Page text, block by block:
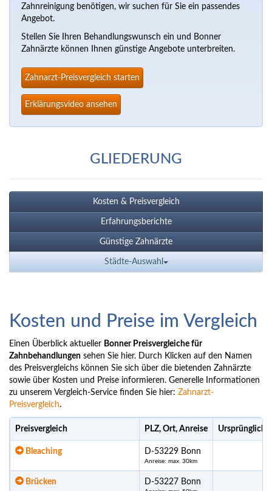
Zahnreinigung benötigen, wir suchen für Sie ein passendes
Angebot.
Stellen Sie Ihren Behandlungswunsch ein und Bonner
Zahnärzte können Ihnen günstige Angebote unterbreiten.
Zahnarzt-Preisvergleich starten
Erklärungsvideo ansehen
GLIEDERUNG
Kosten & Preisvergleich
Erfahrungsberichte
Günstige Zahnärzte
Städte-Auswahl
Kosten und Preise im Vergleich
Einen Überblick aktueller Bonner Preisvergleiche für
Zahnbehandlungen sehen Sie hier. Durch Klicken auf den Namen
des Preisvergleichs können Sie sich über die bietenden Zahnärzte
sowie über Kosten und Preise informieren. Generelle Informationen
zu unserem Vergleich-Service finden Sie hier: Zahnarzt-
Preisvergleich.
Preisvergleich PLZ, Ort, Anreise Ursprüngliche
Bleaching D-53229 Bonn
Anreise: max. 30km
Brücken D-53227 Bonn